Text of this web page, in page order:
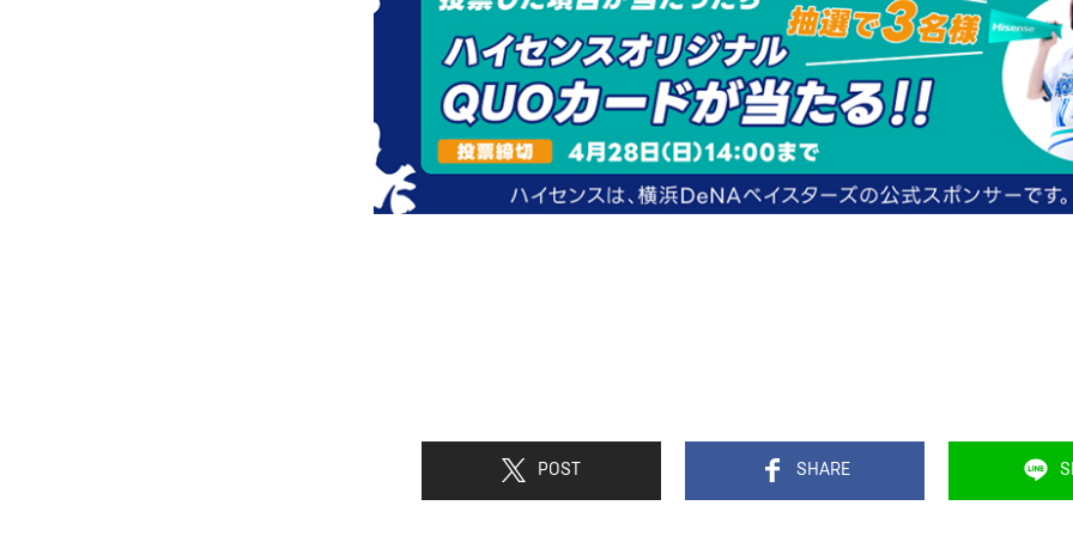
POST SHARE